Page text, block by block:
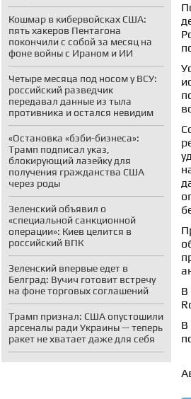
Кошмар в кибервойсках США:
пять хакеров Пентагона
покончили с собой за месяц на
фоне войны с Ираном и ИИ
Четыре месяца под носом у ВСУ:
российский разведчик
передавал данные из тыла
противника и остался невидим
«Остановка «бэби-бизнеса»:
Трамп подписал указ,
блокирующий лазейку для
получения гражданства США
через роды
Зеленский объявил о
«специальной санкционной
операции»: Киев целится в
российский ВПК
Зеленский впервые едет в
Белград: Вучич готовит встречу
на фоне торговых соглашений
Трамп признал: США опустошили
арсеналы ради Украины — теперь
ракет не хватает даже для себя
В